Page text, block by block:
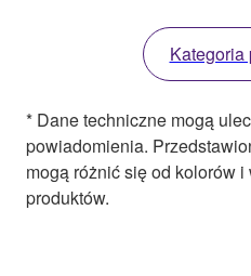
Kategoria
* Dane techniczne mogą
powiadomienia.
mogą różnić się od kolorów
produktów.